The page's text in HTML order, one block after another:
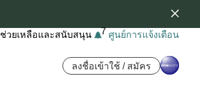
ช่วยเหลือและสนับสนุน 7 ศูนย์การแจ้งเตือน
ลงชื่อเข้าใช้ / สมัคร